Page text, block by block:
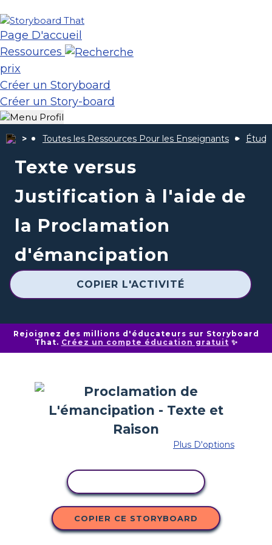
Page D'accueil
Ressources
prix
Créer un Storyboard
Créer un Story-board
Toutes les Ressources Pour les Enseignants
Texte versus
Justification à l'aide de
la Proclamation
d'émancipation
COPIER L'ACTIVITÉ
Rejoignez des millions d'éducateurs sur Storyboard
That. Créez un compte éducation gratuit ✨
Plus D'options
COPIER CE STORYBOARD